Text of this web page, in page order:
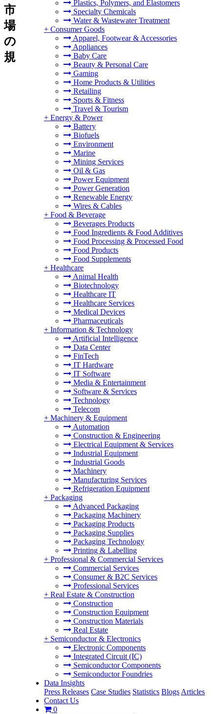
Plastics, Polymers, and Elastomers
Specialty Chemicals
Water & Wastewater Treatment
+ Consumer Goods
Apparel, Footwear & Accessories
Appliances
Baby Care
Beauty & Personal Care
Gaming
Home Products & Utilities
Retailing
Sports & Fitness
Travel & Tourism
+ Energy & Power
Battery
Biofuels
Environment
Marine
Mining Services
Oil & Gas
Power Equipment
Power Generation
Renewable Energy
Wires & Cables
+ Food & Beverage
Beverages Products
Food Ingredients & Food Additives
Food Processing & Processed Food
Food Products
Food Supplements
+ Healthcare
Animal Health
Biotechnology
Healthcare IT
Healthcare Services
Medical Devices
Pharmaceuticals
+ Information & Technology
Artificial Intelligence
Data Center
FinTech
IT Hardware
IT Software
Media & Entertainment
Software & Services
Technology
Telecom
+ Machinery & Equipment
Automation
Construction & Engineering
Electrical Equipment & Services
Industrial Equipment
Industrial Goods
Machinery
Manufacturing Services
Refrigeration Equipment
+ Packaging
Advanced Packaging
Packaging Machinery
Packaging Products
Packaging Supplies
Packaging Technology
Printing & Labelling
+ Professional & Commercial Services
Commercial Services
Consumer & B2C Services
Professional Services
+ Real Estate & Construction
Construction
Construction Equipment
Construction Materials
Real Estate
+ Semiconductor & Electronics
Electronic Components
Integrated Circuit (IC)
Semiconductor Components
Semiconductor Foundries
Data Insights
Press Releases Case Studies Statistics Blogs Articles
Contact Us
0
市
場
の
規